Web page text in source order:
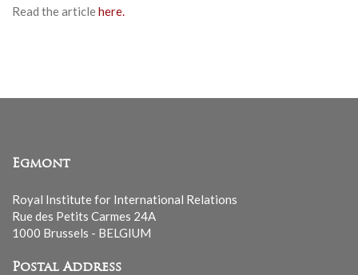
Read the articlehere.
Egmont
Royal Institute for International Relations
Rue des Petits Carmes 24A
1000 Brussels - BELGIUM
Postal Address